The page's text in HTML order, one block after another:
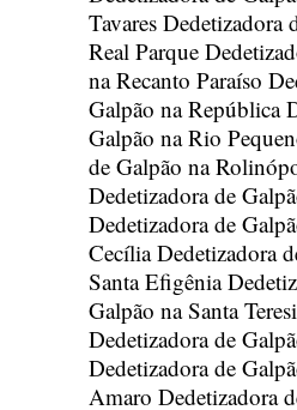
Tavares Dedetizadora
Real Parque
na Recanto Paraíso
Galpão na República
Galpão na Rio
de Galpão na
Dedetizadora de
Dedetizadora de
CecíliaDedetizadora
Santa Efigênia
Galpão na Santa
Dedetizadora de
Dedetizadora de
Amaro Dedetizadora